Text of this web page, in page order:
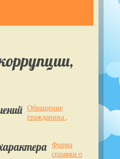
Обращение
гражданина ,
Форма
справки о